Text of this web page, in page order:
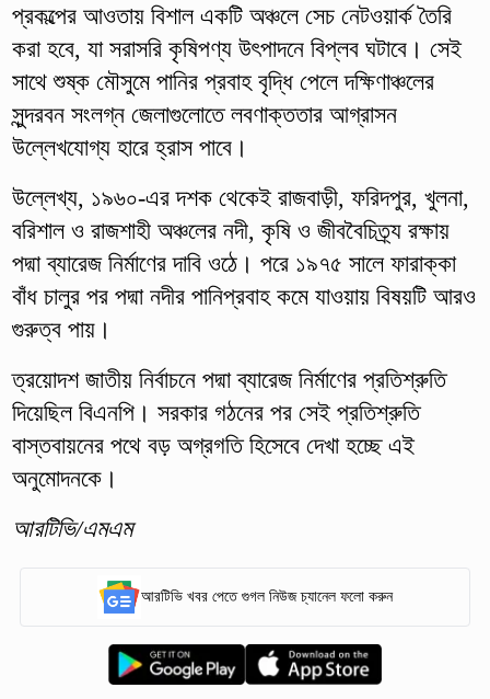
প্রকল্পের আওতায় বিশাল একটি অঞ্চলে সেচ নেটওয়ার্ক তৈরি
করা হবে, যা সরাসরি কৃষিপণ্য উৎপাদনে বিপ্লব ঘটাবে। সেই
সাথে শুষ্ক মৌসুমে পানির প্রবাহ বৃদ্ধি পেলে দক্ষিণাঞ্চলের
সুন্দরবন সংলগ্ন জেলাগুলোতে লবণাক্ততার আগ্রাসন
উল্লেখযোগ্য হারে হ্রাস পাবে।
উল্লেখ্য, ১৯৬০-এর দশক থেকেই রাজবাড়ী, ফরিদপুর, খুলনা,
বরিশাল ও রাজশাহী অঞ্চলের নদী, কৃষি ও জীববৈচিত্র্য রক্ষায়
পদ্মা ব্যারেজ নির্মাণের দাবি ওঠে। পরে ১৯৭৫ সালে ফারাক্কা
বাঁধ চালুর পর পদ্মা নদীর পানিপ্রবাহ কমে যাওয়ায় বিষয়টি আরও
গুরুত্ব পায়।
ত্রয়োদশ জাতীয় নির্বাচনে পদ্মা ব্যারেজ নির্মাণের প্রতিশ্রুতি
দিয়েছিল বিএনপি। সরকার গঠনের পর সেই প্রতিশ্রুতি
বাস্তবায়নের পথে বড় অগ্রগতি হিসেবে দেখা হচ্ছে এই
অনুমোদনকে।
আরটিভি/এমএম
আরটিভি খবর পেতে গুগল নিউজ চ্যানেল ফলো করুন